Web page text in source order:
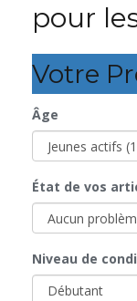
pour
Votre
Âge
État de vos
Niveau de